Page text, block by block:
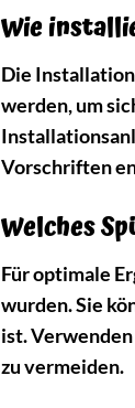
Wie
Die
werden, um
Vorschriften
Welches
Für optimale
wurden. Sie
ist.
zu vermeiden.